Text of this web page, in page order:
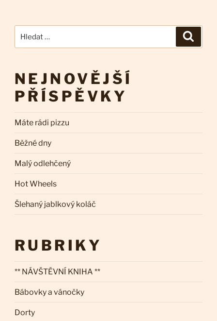
NEJNOVĚJŠÍ
PŘÍSPĚVKY
Máte rádi pizzu
Běžné dny
Malý odlehčený
Hot Wheels
Šlehaný jablkový koláč
RUBRIKY
** NÁVŠTĚVNÍ KNIHA **
Bábovky a vánočky
Dorty